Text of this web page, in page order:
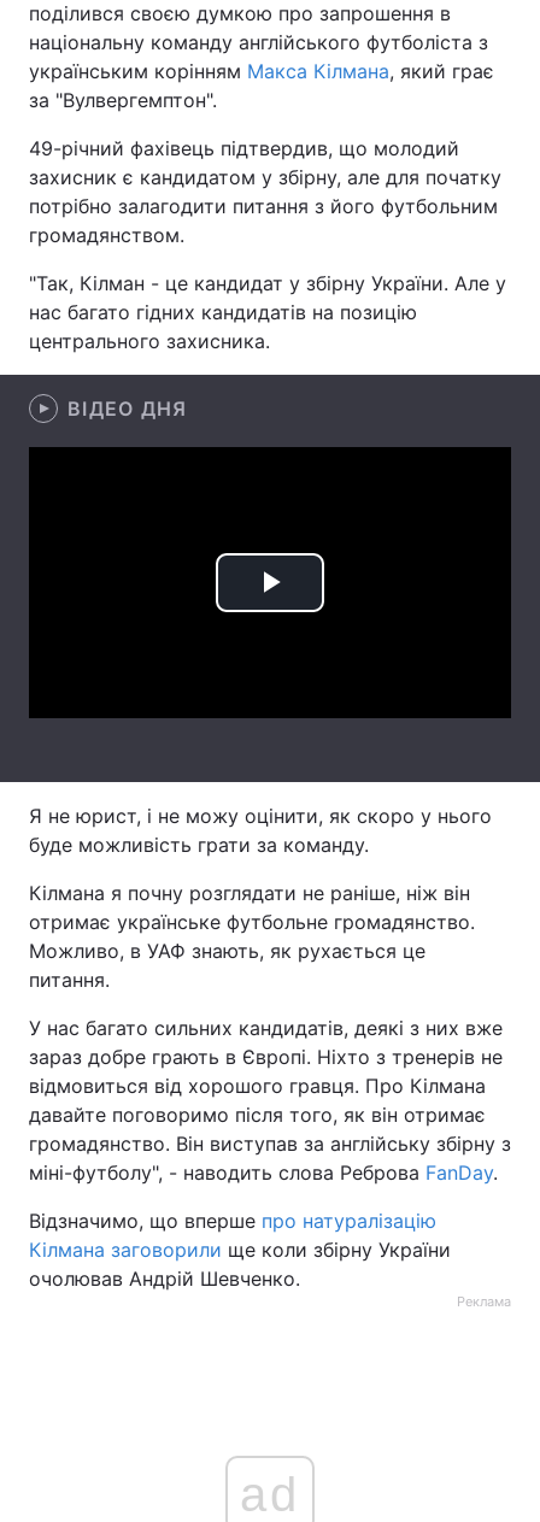
Головна Війна
Україна
Економіка Світ
Спорт Наука
Зброя Інциденти
Здоров'я
Цікавинки
Тема оформлення
поділився своєю думкою про запрошення в
національну команду англійського футболіста з
українським корінням Макса Кілмана, який грає
за "Вулвергемптон".
49-річний фахівець підтвердив, що молодий
захисник є кандидатом у збірну, але для початку
потрібно залагодити питання з його футбольним
громадянством.
"Так, Кілман - це кандидат у збірну України. Але у
нас багато гідних кандидатів на позицію
центрального захисника.
ВІДЕО ДНЯ
Play
Я не юрист, і не можу оцінити, як скоро у нього
буде можливість грати за команду.
Кілмана я почну розглядати не раніше, ніж він
отримає українське футбольне громадянство.
Можливо, в УАФ знають, як рухається це
питання.
У нас багато сильних кандидатів, деякі з них вже
зараз добре грають в Європі. Ніхто з тренерів не
відмовиться від хорошого гравця. Про Кілмана
давайте поговоримо після того, як він отримає
громадянство. Він виступав за англійську збірну з
міні-футболу", - наводить слова Реброва FanDay.
Відзначимо, що вперше про натуралізацію
Кілмана заговорили ще коли збірну України
очолював Андрій Шевченко.
Реклама
ad